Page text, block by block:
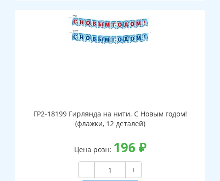
ГР2-18199 Гирлянда на нити. С Новым годом!
(флажки, 12 деталей)
Цена розн: 196 ₽
−
+